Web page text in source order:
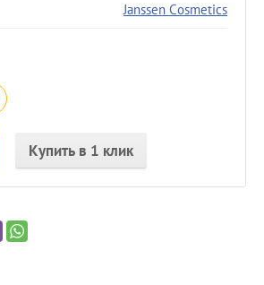
Janssen Cosmetics
Купить в 1 клик